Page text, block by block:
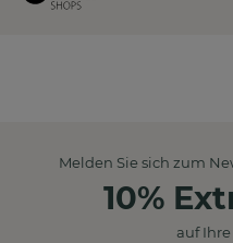
Melden Sie sich zum
10%
auf